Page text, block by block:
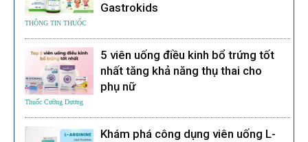
THÔNG TIN THUỐC
Gastrokids
Thuốc Cường Dương
5 viên uống điều kinh bổ trứng tốt
nhất tăng khả năng thụ thai cho
phụ nữ
Khám phá công dụng viên uống L-